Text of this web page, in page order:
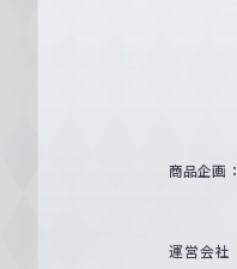
W
i
商品企画：
運営会社